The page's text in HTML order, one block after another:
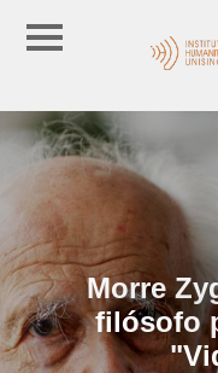
Morre
filósofo